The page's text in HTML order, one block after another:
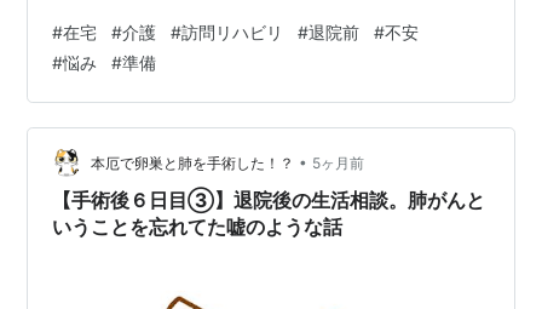
応が不安 トイレまで連れていけるか心配 オムツにするか
迷っている 排泄の失敗が増えてきている 在宅介護が始ま
る前に、多くのご家族が不安に感じるのが『排泄』の問
題です。「ここさえどうにかなれば、家でもみていけ
る」と話される方がいるほどです。 過去記事でご紹介し
たように、排泄面の介護負担感は、生…
#在宅 #介護 #訪問リハビリ #退院前 #不安
#悩み #準備
本厄で卵巣と肺を手術した！？ • 5ヶ月前
【手術後６日目➂】退院後の生活相談。肺がんと
いうことを忘れてた嘘のような話